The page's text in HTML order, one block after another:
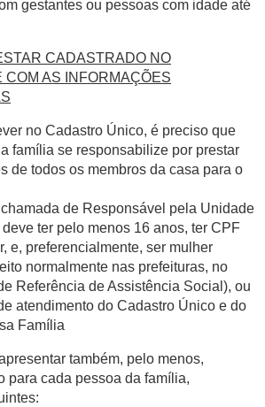
gestantes ou pessoas com idade até
CADASTRADO NO
COM AS INFORMAÇÕES
no Cadastro Único, é preciso que
família se responsabilize por prestar
de todos os membros da casa para o
de Responsável pela Unidade
ter pelo menos 16 anos, ter CPF
e, preferencialmente, ser mulher
normalmente nas prefeituras, no
Referência de Assistência Social), ou
atendimento do Cadastro Único e do
Família
também, pelo menos,
para cada pessoa da família,